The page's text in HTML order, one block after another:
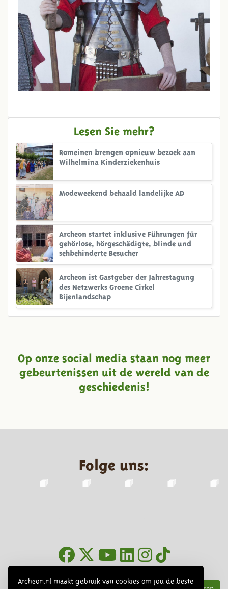
Archeon.nl maakt gebruik van cookies om jou de beste
Lesen Sie mehr?
Romeinen brengen opnieuw bezoek aan
Wilhelmina Kinderziekenhuis
Modeweekend behaald landelijke AD
Archeon startet inklusive Führungen für
gehörlose, hörgeschädigte, blinde und
sehbehinderte Besucher
Archeon ist Gastgeber der Jahrestagung
des Netzwerks Groene Cirkel
Bijenlandschap
Op onze social media staan nog meer
gebeurtenissen uit de wereld van de
geschiedenis!
Folge uns: